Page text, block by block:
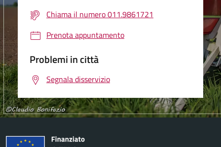
Chiama il numero 011.9861721
Prenota appuntamento
Problemi in città
Segnala disservizio